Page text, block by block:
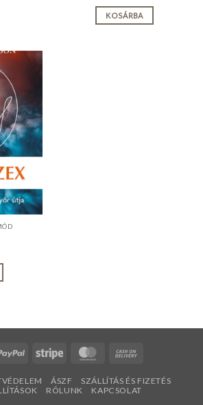
KOSÁRBA
PayPal Stripe MasterCard
Delivery
ÁSZF
SZÁLLÍTÁS ÉS FIZETÉS
RÓLUNK KAPCSOLAT